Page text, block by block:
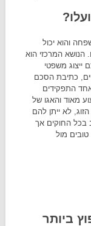
והוא יכול
הנושא המרכזי הוא
ייצוג משפטי
כתיבת הסכם
התפקידים
מאוד והאגו של
לא ייתן להם
בכל החוקים אך
מול
ביותר